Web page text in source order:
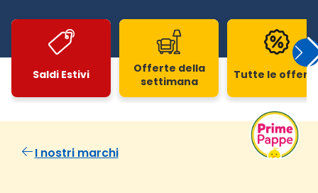
Saldi Estivi
Offerte della
settimana
Tutte le
I nostri marchi